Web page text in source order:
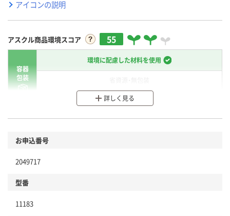
アイコンの説明
アスクル商品環境スコア 55
容器
包装
環境に配慮した材料を使用
分別・リサイクルしやすい設計
本体
仕組
詳しく見る
お申込番号
2049717
型番
11183